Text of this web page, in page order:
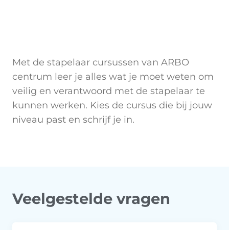
Met de stapelaar cursussen van ARBO
centrum leer je alles wat je moet weten om
veilig en verantwoord met de stapelaar te
kunnen werken. Kies de cursus die bij jouw
niveau past en schrijf je in.
Veelgestelde vragen